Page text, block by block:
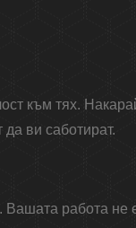
към тях.
да ви саботират.
работа не